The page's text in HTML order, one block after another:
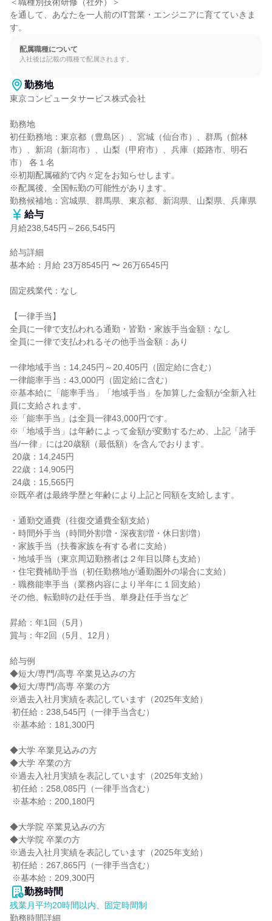
を通して、あなたを一人前のIT営業・エンジニアに育てていきま
す。
配属職種について
入社後は記載の職種で配属されます。
勤務地
東京コンピュータサービス株式会社
勤務地
初任勤務地：東京都（豊島区）、宮城（仙台市）、群馬（館林
市）、新潟（新潟市）、山梨（甲府市）、兵庫（姫路市、明石
市） 各１名
※初期配属確約で内々定をお知らせします。
※配属後、全国転勤の可能性があります。
勤務候補地：宮城県、群馬県、東京都、新潟県、山梨県、兵庫県
給与
月給238,545円～266,545円
給与詳細
基本給：月給 23万8545円 〜 26万6545円
固定残業代：なし
【一律手当】
全員に一律で支払われる通勤・皆勤・家族手当金額：なし
全員に一律で支払われるその他手当金額：あり
一律地域手当：14,245円～20,405円（固定給に含む）
一律能率手当：43,000円（固定給に含む）
※基本給に「能率手当」「地域手当」を加算した金額が全新入社
員に支給されます。
※「能率手当」は全員一律43,000円です。
※「地域手当」は年齢によって金額が変動するため、上記「諸手
当/一律」には20歳額（最低額）を含んでおります。
※既卒者は最終学歴と年齢により上記と同額を支給します。
・通勤交通費（往復交通費全額支給）
・時間外手当（時間外割増・深夜割増・休日割増）
・家族手当（扶養家族を有する者に支給）
・地域手当（東京周辺勤務者は２年目以降も支給）
・住宅費補助手当（初任勤務地が通勤圏外の場合に支給）
・職務能率手当（業務内容により半年に１回支給）
その他、転勤時の赴任手当、単身赴任手当など
昇給：年1回（5月）
賞与：年2回（5月、12月）
給与例
◆短大/専門/高専 卒業見込みの方
◆短大/専門/高専 卒業の方
※過去入社月実績を表記しています（2025年支給）
◆大学 卒業見込みの方
◆大学 卒業の方
※過去入社月実績を表記しています（2025年支給）
◆大学院 卒業見込みの方
◆大学院 卒業の方
※過去入社月実績を表記しています（2025年支給）
※基本給：209,300円
勤務時間
残業月平均20時間以内、固定時間制
勤務時間詳細